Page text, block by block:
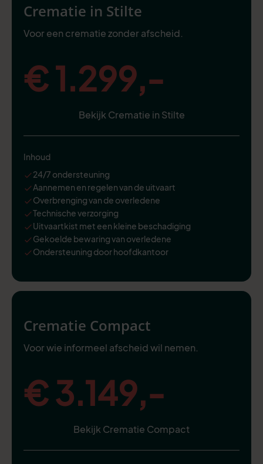
Crematie in Stilte
Voor een crematie zonder afscheid.
€ 1.299,-
Bekijk Crematie in Stilte
Inhoud
24/7 ondersteuning
Aannemen en regelen van de uitvaart
Overbrenging van de overledene
Technische verzorging
Uitvaartkist met een kleine beschadiging
Gekoelde bewaring van overledene
Ondersteuning door hoofdkantoor
Crematie Compact
Voor wie informeel afscheid wil nemen.
€ 3.149,-
Bekijk Crematie Compact